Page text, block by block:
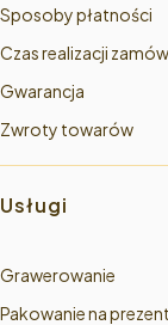
Sposoby płatności
Czas realizacji
Gwarancja
Zwroty towarów
Usługi
Grawerowanie
Pakowanie na prezent